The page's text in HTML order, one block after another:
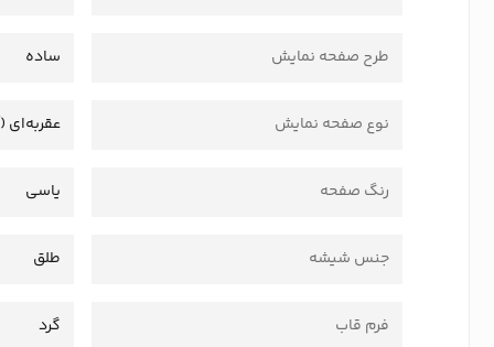
طرح صفحه نمایش ساده
نوع صفحه نمایش عقربه‌ای
رنگ صفحه یاسی
جنس شیشه طلق
فرم قاب گرد